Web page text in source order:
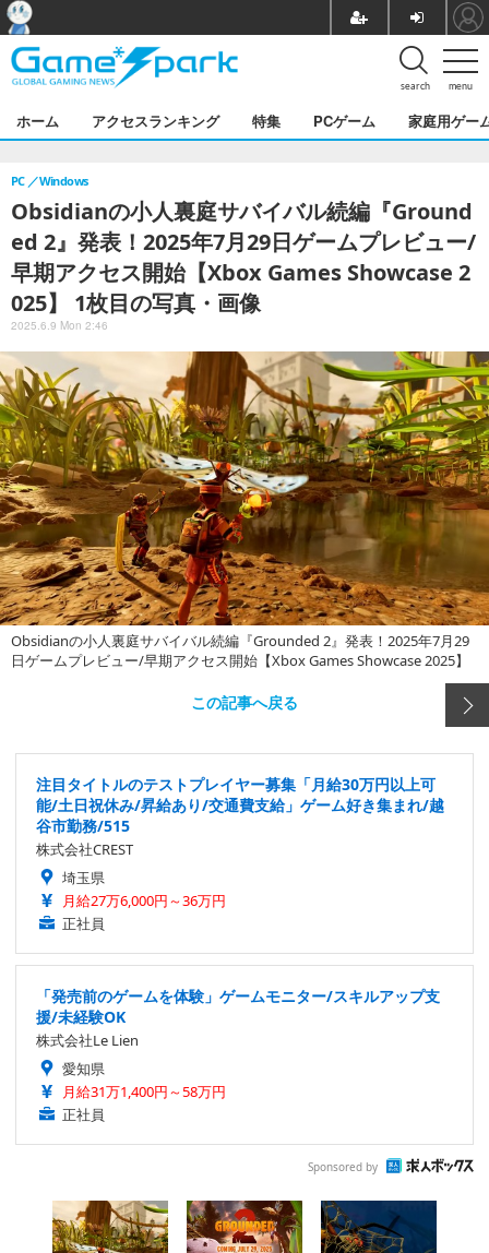
menu
search
ホーム アクセスランキング 特集 PCゲーム 家庭用ゲー
Obsidianの小人裏庭サバイバル続編『Ground
ed 2』発表！2025年7月29日ゲームプレビュー/
早期アクセス開始【Xbox Games Showcase 2
025】 1枚目の写真・画像
PC Windows
2025.6.9 Mon 2:46
Obsidianの小人裏庭サバイバル続編『Grounded 2』発表！2025年7月29
日ゲームプレビュー/早期アクセス開始【Xbox Games Showcase 2025】
この記事へ戻る
注目タイトルのテストプレイヤー募集「月給30万円以上可
能/土日祝休み/昇給あり/交通費支給」ゲーム好き集まれ/越
谷市勤務/515
株式会社CREST
埼玉県
月給27万6,000円～36万円
正社員
「発売前のゲームを体験」ゲームモニター/スキルアップ支
援/未経験OK
株式会社Le Lien
愛知県
月給31万1,400円～58万円
正社員
Sponsored by